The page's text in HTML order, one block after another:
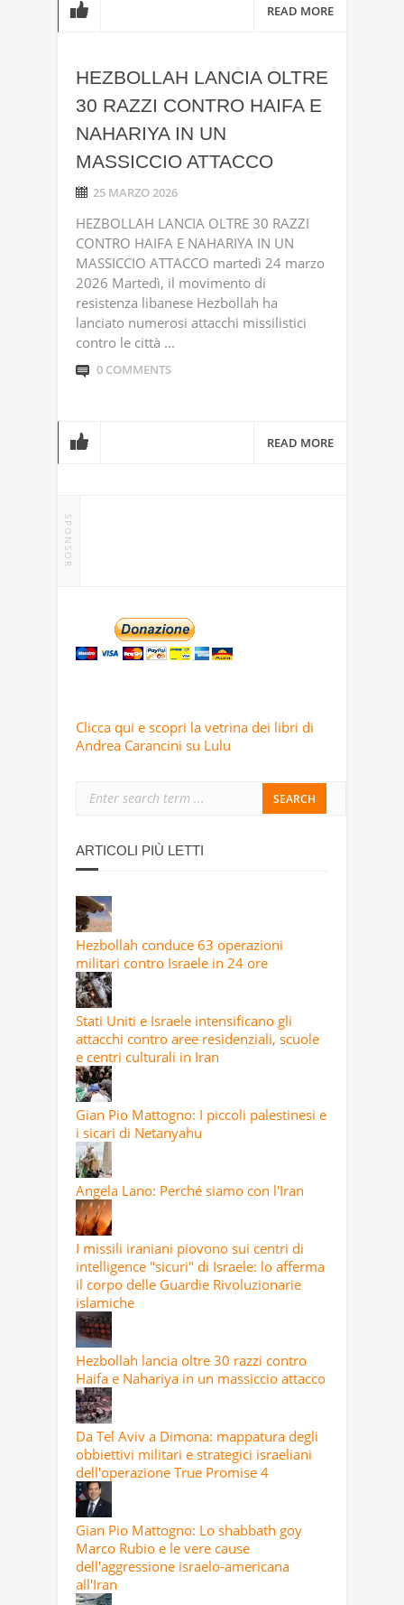
READ MORE
HEZBOLLAH LANCIA OLTRE
30 RAZZI CONTRO HAIFA E
NAHARIYA IN UN
MASSICCIO ATTACCO
25 MARZO 2026
HEZBOLLAH LANCIA OLTRE 30 RAZZI
CONTRO HAIFA E NAHARIYA IN UN
MASSICCIO ATTACCO martedì 24 marzo
2026 Martedì, il movimento di
resistenza libanese Hezbollah ha
lanciato numerosi attacchi missilistici
contro le città ...
0 COMMENTS
READ MORE
SPONSOR
Clicca qui e scopri la vetrina dei libri di
Andrea Carancini su Lulu
ARTICOLI PIÙ LETTI
Hezbollah conduce 63 operazioni
militari contro Israele in 24 ore
Stati Uniti e Israele intensificano gli
attacchi contro aree residenziali, scuole
e centri culturali in Iran
Gian Pio Mattogno: I piccoli palestinesi e
i sicari di Netanyahu
Angela Lano: Perché siamo con l'Iran
I missili iraniani piovono sui centri di
intelligence "sicuri" di Israele: lo afferma
il corpo delle Guardie Rivoluzionarie
islamiche
Hezbollah lancia oltre 30 razzi contro
Haifa e Nahariya in un massiccio attacco
Da Tel Aviv a Dimona: mappatura degli
obbiettivi militari e strategici israeliani
dell'operazione True Promise 4
Gian Pio Mattogno: Lo shabbath goy
Marco Rubio e le vere cause
dell'aggressione israelo-americana
all'Iran